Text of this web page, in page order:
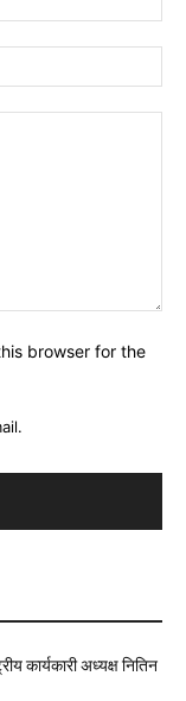
browser for the
कार्यकारी अध्यक्ष नितिन